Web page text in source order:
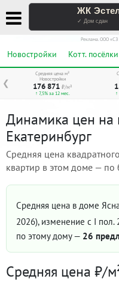
ЖК
✓ Дом сдан
Реклама. ООО
Новостройки Котт. посёлки
❮
Средняя цена м²
Новостройки
176 871 ₽/м²
↑ 7,5% за 12 мес.
Динамика цен на
Екатеринбург
Средняя цена
квартир в этом доме — по
Средняя цена в доме
2026), изменение с I пол.
по этому дому — 26
Средняя цена ₽/